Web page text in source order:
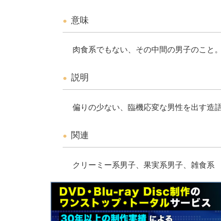
意味
肉食系でもない、その中間の男子のこと
説明
偏りの少ない、臨機応変な男性を出す造
関連
クリーミー系男子、果実系男子、雑食系